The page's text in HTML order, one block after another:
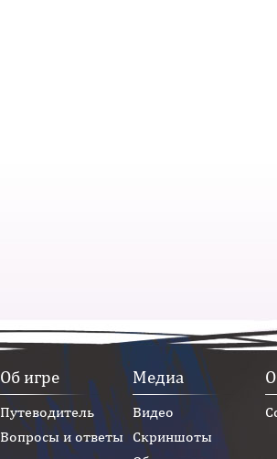
Об игре
Путеводитель
Вопросы и ответы
Медиа
Видео
Скриншоты